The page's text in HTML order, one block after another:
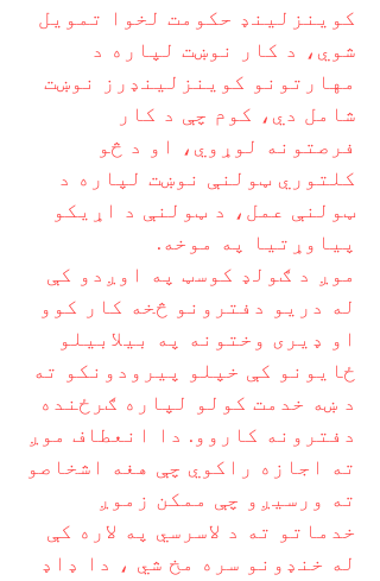
کوینزلینډ حکومت لخوا تمویل
شوي، د کار نوښت لپاره د
مهارتونو کوینزلینډرز نوښت
شامل دي، کوم چې د کار
فرصتونه لوړوي، او د څو
کلتوري ټولنې نوښت لپاره د
ټولنې عمل، د ټولنې د اړیکو
پیاوړتیا په موخه.
موږ د ګولډ کوسټ په اوږدو کې
له دریو دفترونو څخه کار کوو
او ډیری وختونه په بیلابیلو
ځایونو کې خپلو پیرودونکو ته
د ښه خدمت کولو لپاره ګرځنده
دفترونه کاروو. دا انعطاف موږ
ته اجازه راکوي چې هغه اشخاصو
ته ورسیږو چې ممکن زموږ
خدماتو ته د لاسرسي په لاره کې
له خنډونو سره مخ شي ، دا ډاډ